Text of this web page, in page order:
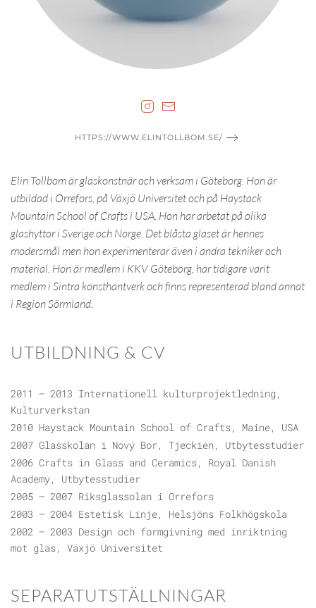
HTTPS://WWW.ELINTOLLBOM.SE/
Elin Tollbom är glaskonstnär och verksam i Göteborg. Hon är
utbildad i Orrefors, på Växjö Universitet och på Haystack
Mountain School of Crafts i USA. Hon har arbetat på olika
glashyttor i Sverige och Norge. Det blåsta glaset är hennes
modersmål men hon experimenterar även i andra tekniker och
material. Hon är medlem i KKV Göteborg, har tidigare varit
medlem i Sintra konsthantverk och finns representerad bland annat
i Region Sörmland.
UTBILDNING & CV
2011 – 2013 Internationell kulturprojektledning,
Kulturverkstan
2010 Haystack Mountain School of Crafts, Maine, USA
2007 Glasskolan i Nový Bor, Tjeckien, Utbytesstudier
2006 Crafts in Glass and Ceramics, Royal Danish
Academy, Utbytesstudier
2005 – 2007 Riksglassolan i Orrefors
2003 – 2004 Estetisk Linje, Helsjöns Folkhögskola
2002 – 2003 Design och formgivning med inriktning
mot glas, Växjö Universitet
SEPARATUTSTÄLLNINGAR